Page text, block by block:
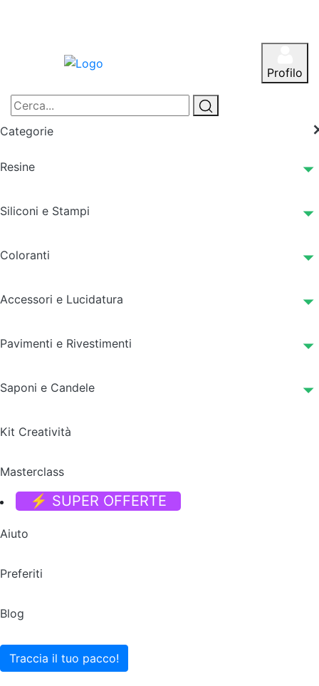
Profilo
Categorie
Resine
Siliconi e Stampi
Coloranti
Accessori e Lucidatura
Pavimenti e Rivestimenti
Saponi e Candele
Kit Creatività
Masterclass
⚡ SUPER OFFERTE
Aiuto
Preferiti
Blog
Traccia il tuo pacco!